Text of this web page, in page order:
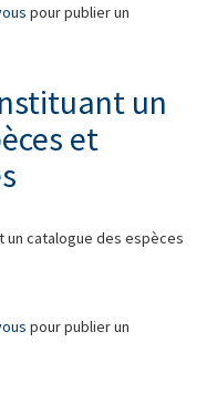
consultatif des Semences
pour publier un
un
et
un catalogue des espèces
et variétés de plantes
pour publier un